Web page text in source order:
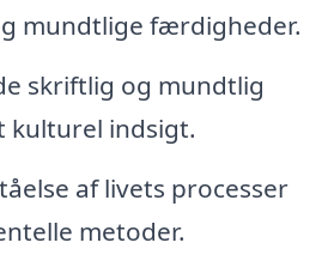
mundtlige færdigheder.
skriftlig og mundtlig
indsigt.
af livets processer
metoder.